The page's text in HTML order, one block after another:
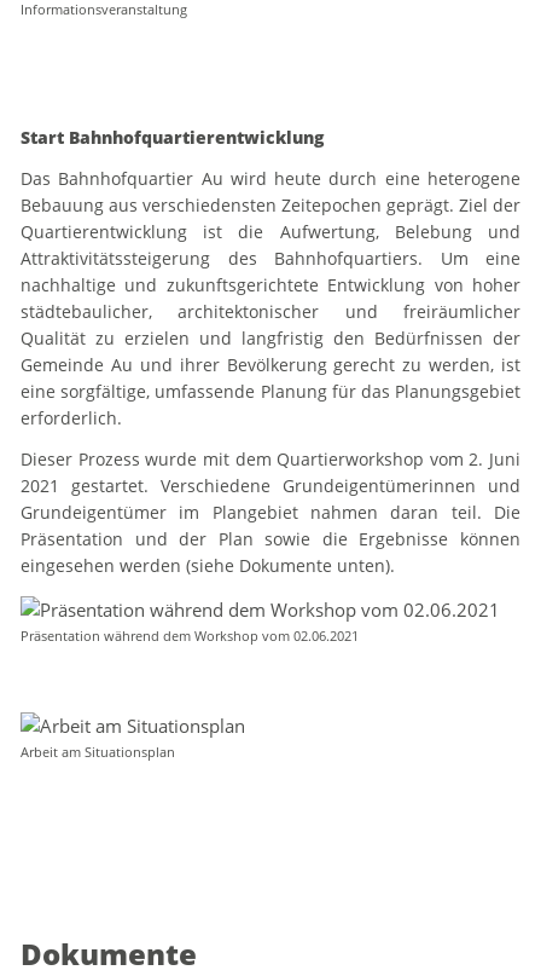
Informationsveranstaltung
Start Bahnhofquartierentwicklung
Das Bahnhofquartier Au wird heute durch eine heterogene
Bebauung aus verschiedensten Zeitepochen geprägt. Ziel der
Quartierentwicklung ist die Aufwertung, Belebung und
Attraktivitätssteigerung des Bahnhofquartiers. Um eine
nachhaltige und zukunftsgerichtete Entwicklung von hoher
städtebaulicher, architektonischer und freiräumlicher
Qualität zu erzielen und langfristig den Bedürfnissen der
Gemeinde Au und ihrer Bevölkerung gerecht zu werden, ist
eine sorgfältige, umfassende Planung für das Planungsgebiet
erforderlich.
Dieser Prozess wurde mit dem Quartierworkshop vom 2. Juni
2021 gestartet. Verschiedene Grundeigentümerinnen und
Grundeigentümer im Plangebiet nahmen daran teil. Die
Präsentation und der Plan sowie die Ergebnisse können
eingesehen werden (siehe Dokumente unten).
Präsentation während dem Workshop vom 02.06.2021
Arbeit am Situationsplan
Dokumente